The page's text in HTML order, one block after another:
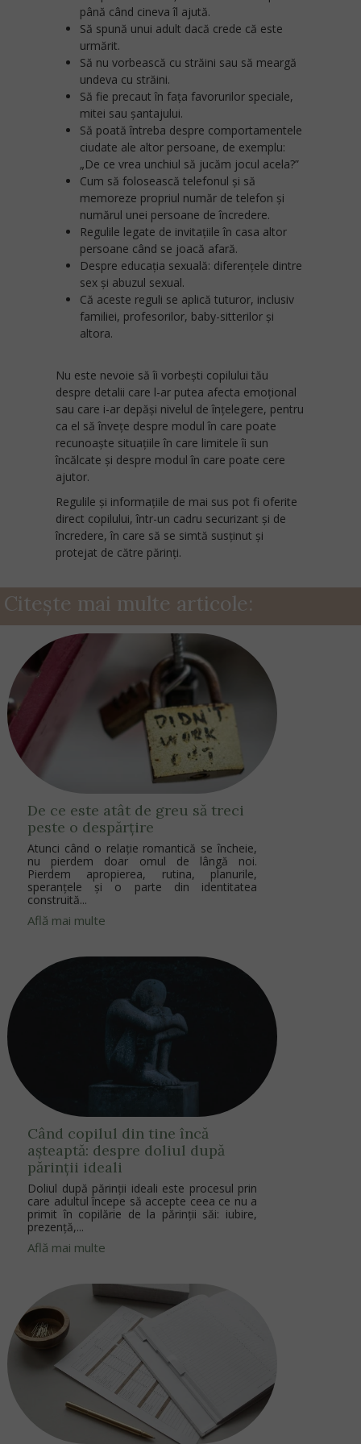
De ce este atât de greu să treci
peste o despărțire
Atunci când o relație romantică se încheie,
nu pierdem doar omul de lângă noi.
Pierdem apropierea, rutina, planurile,
speranțele și o parte din identitatea
construită...
Află mai multe
Când copilul din tine încă
așteaptă: despre doliul după
părinții ideali
Doliul după părinții ideali este procesul prin
care adultul începe să accepte ceea ce nu a
primit în copilărie de la părinții săi: iubire,
prezență,...
Află mai multe
Citește mai multe articole:
până când cineva îl ajută.
Să spună unui adult dacă crede că este
urmărit.
Să nu vorbească cu străini sau să meargă
undeva cu străini.
Să fie precaut în fața favorurilor speciale,
mitei sau șantajului.
Să poată întreba despre comportamentele
ciudate ale altor persoane, de exemplu:
„De ce vrea unchiul să jucăm jocul acela?”
Cum să folosească telefonul și să
memoreze propriul număr de telefon și
numărul unei persoane de încredere.
Regulile legate de invitațiile în casa altor
persoane când se joacă afară.
Despre educația sexuală: diferențele dintre
sex și abuzul sexual.
Că aceste reguli se aplică tuturor, inclusiv
familiei, profesorilor, baby-sitterilor și
altora.
Nu este nevoie să îi vorbești copilului tău
despre detalii care l-ar putea afecta emoțional
sau care i-ar depăși nivelul de înțelegere, pentru
ca el să învețe despre modul în care poate
recunoaște situațiile în care limitele îi sun
încălcate și despre modul în care poate cere
ajutor.
Regulile și informațiile de mai sus pot fi oferite
direct copilului, într-un cadru securizant și de
încredere, în care să se simtă susținut și
protejat de către părinți.